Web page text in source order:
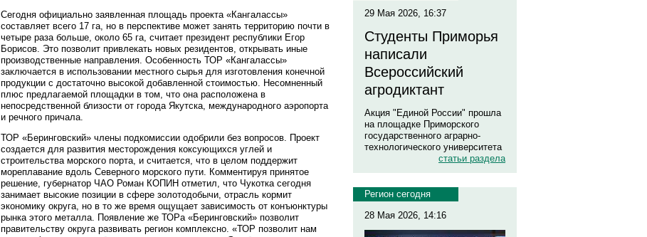
Сегодня официально заявленная площадь проекта «Кангалассы»
составляет всего 17 га, но в перспективе может занять территорию почти в
четыре раза больше, около 65 га, считает президент республики Егор
Борисов. Это позволит привлекать новых резидентов, открывать иные
производственные направления. Особенность ТОР «Кангалассы»
заключается в использовании местного сырья для изготовления конечной
продукции с достаточно высокой добавленной стоимостью. Несомненный
плюс предлагаемой площадки в том, что она расположена в
непосредственной близости от города Якутска, международного аэропорта
и речного причала.
ТОР «Беринговский» члены подкомиссии одобрили без вопросов. Проект
создается для развития месторождения коксующихся углей и
строительства морского порта, и считается, что в целом поддержит
мореплавание вдоль Северного морского пути. Комментируя принятое
решение, губернатор ЧАО Роман КОПИН отметил, что Чукотка сегодня
занимает высокие позиции в сфере золотодобычи, отрасль кормит
экономику округа, но в то же время ощущает зависимость от конъюнктуры
рынка этого металла. Появление же ТОРа «Беринговский» позволит
правительству округа развивать регион комплексно. «ТОР позволит нам
29 Мая 2026, 16:37
Студенты Приморья
написали
Всероссийский
агродиктант
Акция "Единой России" прошла
на площадке Приморского
государственного аграрно-
технологического университета
статьи раздела
Регион сегодня
28 Мая 2026, 14:16